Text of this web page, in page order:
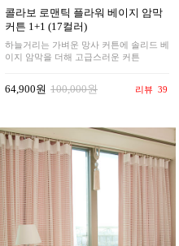
콜라보 로맨틱 플라워 베이지 암막
커튼 1+1 (17컬러)
하늘거리는 가벼운 망사 커튼에 솔리드 베
이지 암막을 더해 고급스러운 커튼
64,900원 100,000원 리뷰 39